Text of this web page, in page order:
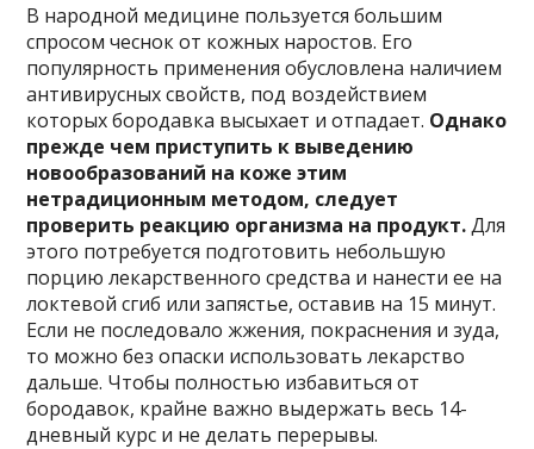
В народной медицине пользуется большим
спросом чеснок от кожных наростов. Его
популярность применения обусловлена наличием
антивирусных свойств, под воздействием
которых бородавка высыхает и отпадает. Однако
прежде чем приступить к выведению
новообразований на коже этим
нетрадиционным методом, следует
проверить реакцию организма на продукт.Для
этого потребуется подготовить небольшую
порцию лекарственного средства и нанести ее на
локтевой сгиб или запястье, оставив на 15 минут.
Если не последовало жжения, покраснения и зуда,
то можно без опаски использовать лекарство
дальше. Чтобы полностью избавиться от
бородавок, крайне важно выдержать весь 14-
дневный курс и не делать перерывы.